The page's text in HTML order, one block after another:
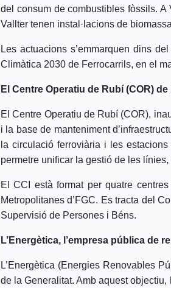
del consum de combustibles fòssils.
Vallter tenen instal·lacions de
Les actuacions s’emmarquen dins
Climàtica 2030 de Ferrocarrils, en el
El Centre Operatiu de Rubí (COR)
El Centre Operatiu de Rubí (COR),
i la base de manteniment
la circulació ferroviària i les
permetre unificar la gestió de les
El CCI està format per quatre
Metropolitanes d’FGC. Es tracta del
Supervisió de Persones i Béns.
L’Energètica, l’empresa pública de
L’Energètica (Energies Renovables
de la Generalitat. Amb aquest